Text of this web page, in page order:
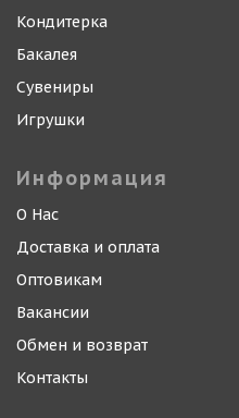
Кондитерка
Бакалея
Сувениры
Игрушки
Информация
О Нас
Доставка и оплата
Оптовикам
Вакансии
Обмен и возврат
Контакты